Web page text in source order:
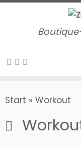
Zum
Start » Workout